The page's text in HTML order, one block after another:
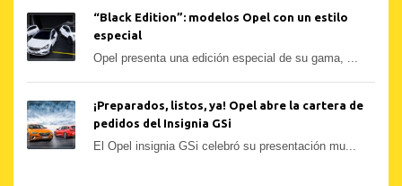
“Black Edition”: modelos Opel con un estilo
especial
Opel presenta una edición especial de su gama, ...
¡Preparados, listos, ya! Opel abre la cartera de
pedidos del Insignia GSi
El Opel insignia GSi celebró su presentación mu...